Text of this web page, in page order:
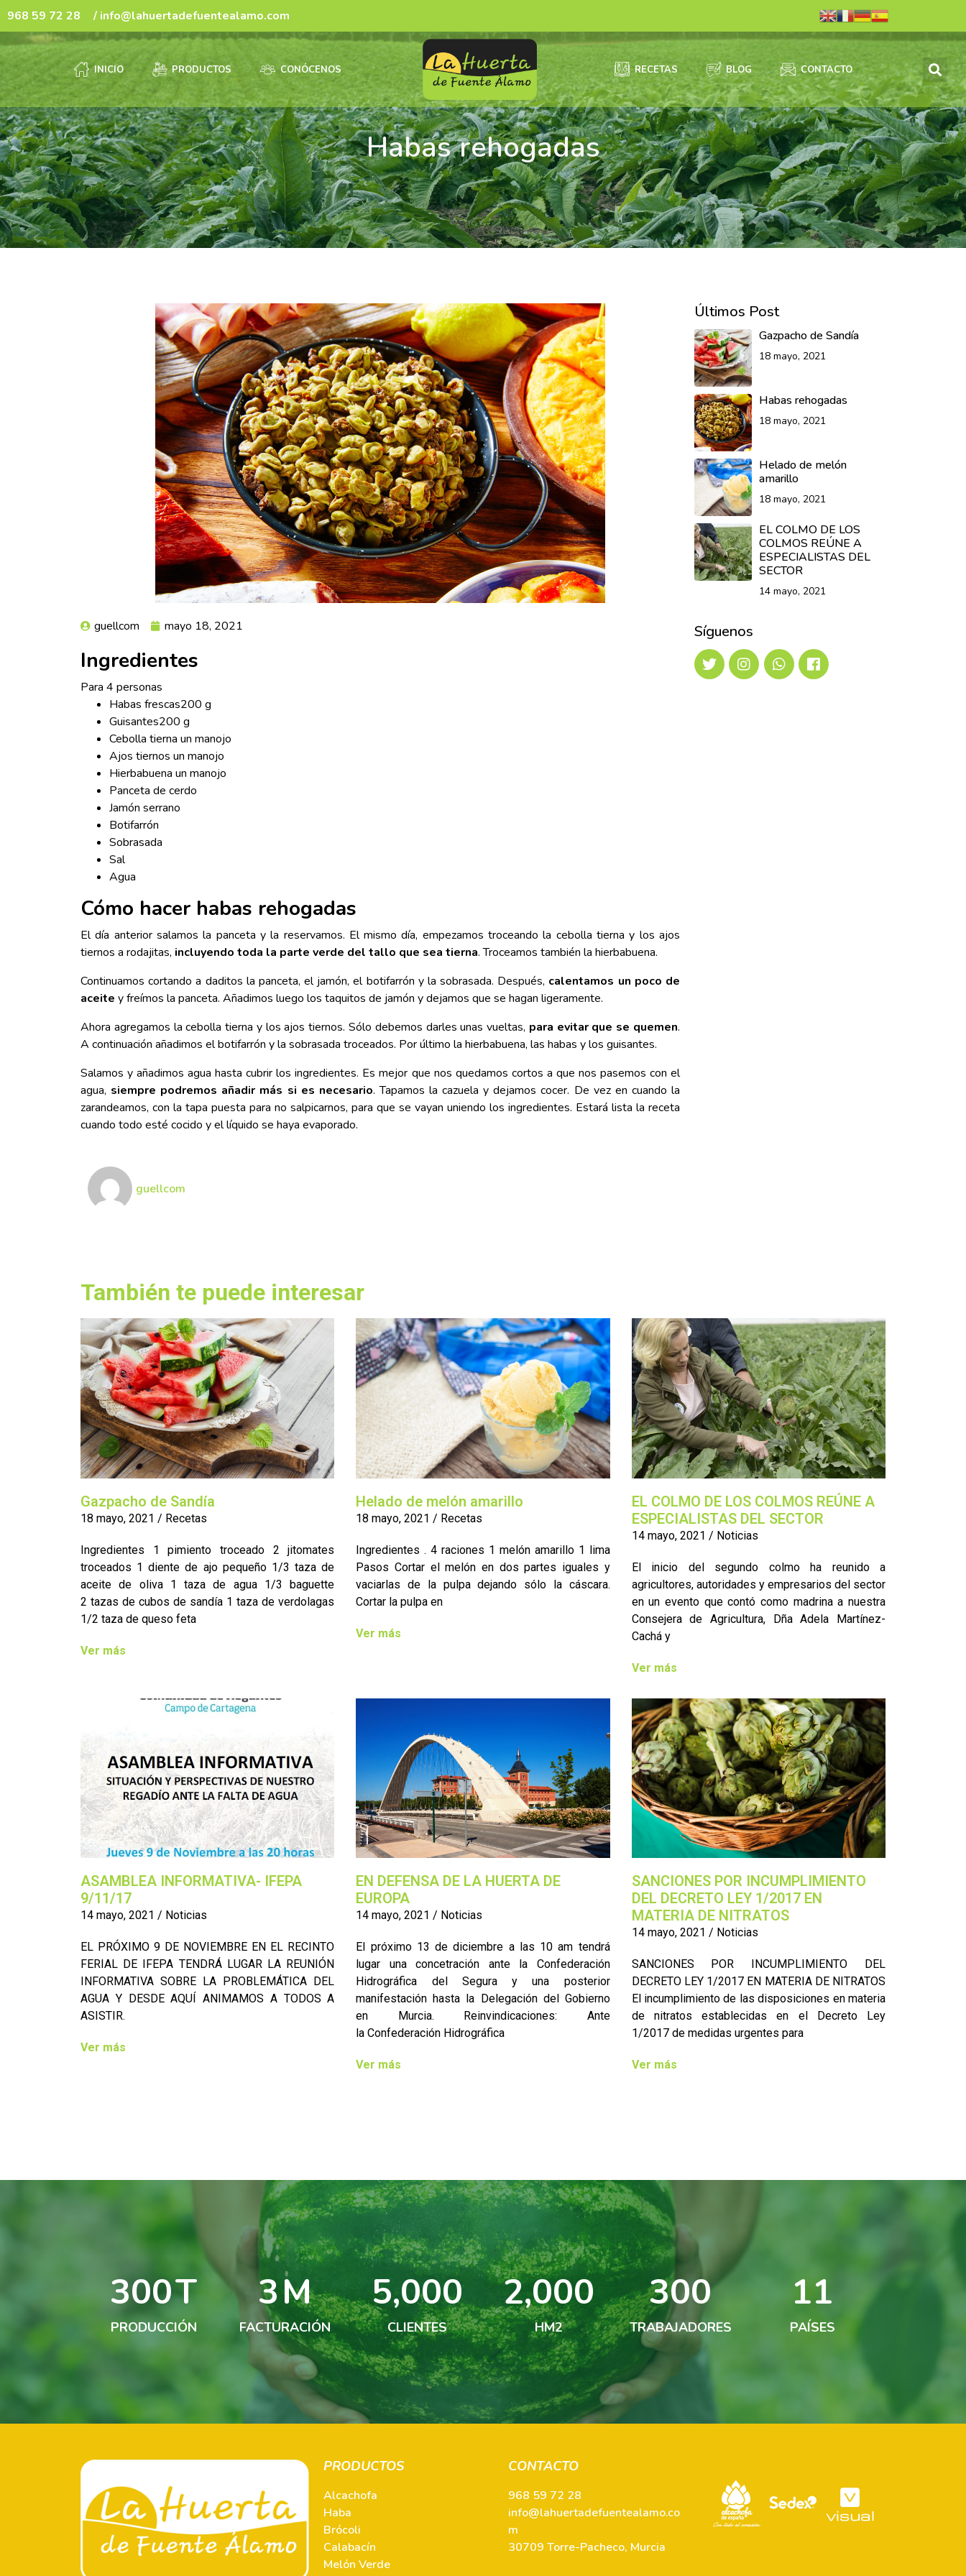
968 59 72 28 / info@lahuertadefuentealamo.com
INICIO PRODUCTOS CONÓCENOS RECETAS BLOG CONTACTO
Habas rehogadas
guellcom mayo 18, 2021
Ingredientes
Para 4 personas
Habas frescas200 g
Guisantes200 g
Cebolla tierna un manojo
Ajos tiernos un manojo
Hierbabuena un manojo
Panceta de cerdo
Jamón serrano
Botifarrón
Sobrasada
Sal
Agua
Cómo hacer habas rehogadas
El día anterior salamos la panceta y la reservamos. El mismo día, empezamos troceando la cebolla tierna y los ajos
tiernos a rodajitas, incluyendo toda la parte verde del tallo que sea tierna. Troceamos también la hierbabuena.
Continuamos cortando a daditos la panceta, el jamón, el botifarrón y la sobrasada. Después, calentamos un poco de
aceite y freímos la panceta. Añadimos luego los taquitos de jamón y dejamos que se hagan ligeramente.
Ahora agregamos la cebolla tierna y los ajos tiernos. Sólo debemos darles unas vueltas, para evitar que se quemen.
A continuación añadimos el botifarrón y la sobrasada troceados. Por último la hierbabuena, las habas y los guisantes.
Salamos y añadimos agua hasta cubrir los ingredientes. Es mejor que nos quedamos cortos a que nos pasemos con el
agua, siempre podremos añadir más si es necesario. Tapamos la cazuela y dejamos cocer. De vez en cuando la
zarandeamos, con la tapa puesta para no salpicarnos, para que se vayan uniendo los ingredientes. Estará lista la receta
cuando todo esté cocido y el líquido se haya evaporado.
guellcom
Últimos Post
Gazpacho de Sandía
18 mayo, 2021
Habas rehogadas
18 mayo, 2021
Helado de melón
amarillo
18 mayo, 2021
EL COLMO DE LOS
COLMOS REÚNE A
ESPECIALISTAS DEL
SECTOR
14 mayo, 2021
Síguenos
También te puede interesar
Gazpacho de Sandía
18 mayo, 2021 / Recetas
Ingredientes 1 pimiento troceado 2 jitomates
troceados 1 diente de ajo pequeño 1/3 taza de
aceite de oliva 1 taza de agua 1/3 baguette
2 tazas de cubos de sandía 1 taza de verdolagas
1/2 taza de queso feta
Ver más
Helado de melón amarillo
18 mayo, 2021 / Recetas
Ingredientes . 4 raciones 1 melón amarillo 1 lima
Pasos Cortar el melón en dos partes iguales y
vaciarlas de la pulpa dejando sólo la cáscara.
Cortar la pulpa en
Ver más
EL COLMO DE LOS COLMOS REÚNE A
ESPECIALISTAS DEL SECTOR
14 mayo, 2021 / Noticias
El inicio del segundo colmo ha reunido a
agricultores, autoridades y empresarios del sector
en un evento que contó como madrina a nuestra
Consejera de Agricultura, Dña Adela Martínez-
Cachá y
Ver más
ASAMBLEA INFORMATIVA- IFEPA
9/11/17
14 mayo, 2021 / Noticias
EL PRÓXIMO 9 DE NOVIEMBRE EN EL RECINTO
FERIAL DE IFEPA TENDRÁ LUGAR LA REUNIÓN
INFORMATIVA SOBRE LA PROBLEMÁTICA DEL
AGUA Y DESDE AQUÍ ANIMAMOS A TODOS A
ASISTIR.
Ver más
EN DEFENSA DE LA HUERTA DE
EUROPA
14 mayo, 2021 / Noticias
El próximo 13 de diciembre a las 10 am tendrá
lugar una concetración ante la Confederación
Hidrográfica del Segura y una posterior
manifestación hasta la Delegación del Gobierno
en Murcia. Reinvindicaciones: Ante
la Confederación Hidrográfica
Ver más
SANCIONES POR INCUMPLIMIENTO
DEL DECRETO LEY 1/2017 EN
MATERIA DE NITRATOS
14 mayo, 2021 / Noticias
SANCIONES POR INCUMPLIMIENTO DEL
DECRETO LEY 1/2017 EN MATERIA DE NITRATOS
El incumplimiento de las disposiciones en materia
de nitratos establecidas en el Decreto Ley
1/2017 de medidas urgentes para
Ver más
300T
PRODUCCIÓN
3M
FACTURACIÓN
5,000
CLIENTES
2,000
HM2
300
TRABAJADORES
11
PAÍSES
PRODUCTOS
Alcachofa
Haba
Brócoli
Calabacín
Melón Verde
CONTACTO
968 59 72 28
info@lahuertadefuentealamo.co
m
30709 Torre-Pacheco, Murcia